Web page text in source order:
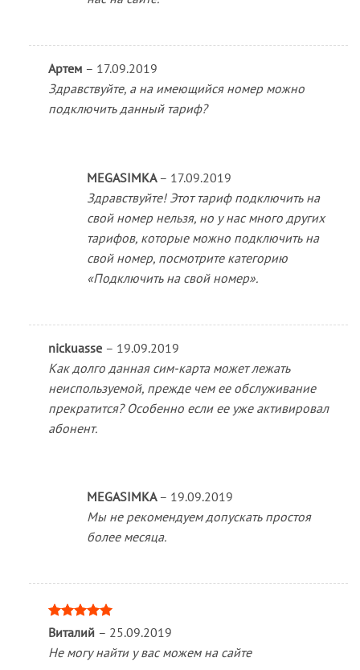
Артем – 17.09.2019
Здравствуйте, а на имеющийся номер можно
подключить данный тариф?
MEGASIMKA – 17.09.2019
Здравствуйте! Этот тариф подключить на
свой номер нельзя, но у нас много других
тарифов, которые можно подключить на
свой номер, посмотрите категорию
«Подключить на свой номер».
nickuasse – 19.09.2019
Как долго данная сим-карта может лежать
неиспользуемой, прежде чем ее обслуживание
прекратится? Особенно если ее уже активировал
абонент.
MEGASIMKA – 19.09.2019
Мы не рекомендуем допускать простоя
более месяца.
Оценка
Виталий – 25.09.2019
Не могу найти у вас можем на сайте